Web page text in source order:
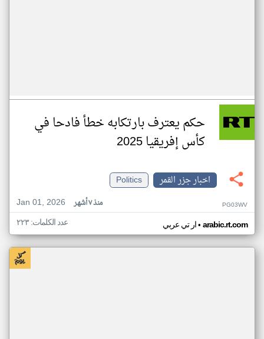
حكم يعترف بارتكابه خطأ فادحا في
كأس إفريقيا 2025
اخبار جزر القمر
Politics
Jan 01, 2026
منذ ٧ أشهر PG03WV
ار تي عربي• arabic.rt.com عدد الكلمات: ٢٢٣